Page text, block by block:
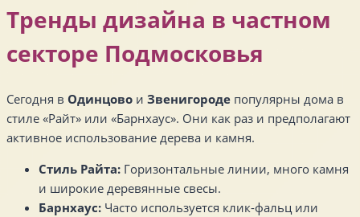
Тренды дизайна в частном
секторе Подмосковья
Сегодня в Одинцово и Звенигороде популярны дома в
стиле «Райт» или «Барнхаус». Они как раз и предполагают
активное использование дерева и камня.
Стиль Райта: Горизонтальные линии, много камня
и широкие деревянные свесы.
Барнхаус: Часто используется клик-фальц или